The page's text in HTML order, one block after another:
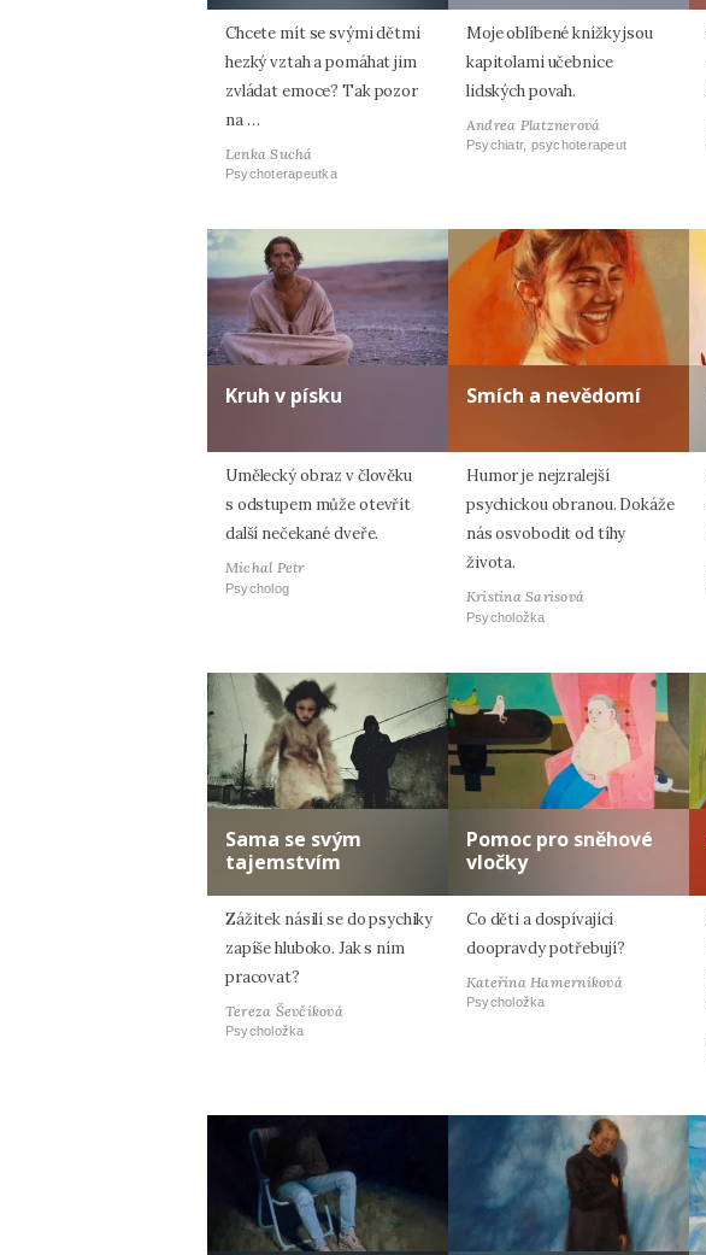
Chcete mít se svými dětmi
hezký vztah a pomáhat jim
zvládat emoce? Tak pozor
na …
Lenka Suchá
Psychoterapeutka
Moje oblíbené knížky jsou
kapitolami učebnice
lidských povah.
Andrea Platznerová
Psychiatr, psychoterapeut
Kruh v písku
Umělecký obraz v člověku
s odstupem může otevřít
další nečekané dveře.
Michal Petr
Psycholog
Smích a nevědomí
Humor je nejzralejší
psychickou obranou. Dokáže
nás osvobodit od tíhy
života.
Kristina Sarisová
Psycholožka
Sama se svým
tajemstvím
Zážitek násilí se do psychiky
zapíše hluboko. Jak s ním
pracovat?
Tereza Ševčíková
Psycholožka
Pomoc pro sněhové
vločky
Co děti a dospívající
doopravdy potřebují?
Kateřina Hamerníková
Psycholožka